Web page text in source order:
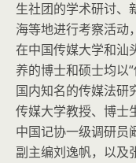
生社团的学术研讨、
海等地进行考察活动
在中国传媒大学和汕
养的博士和硕士均以
国内知名的传媒法研
传媒大学教授、博士
中国记协一级调研员
副主编刘逸帆，以及